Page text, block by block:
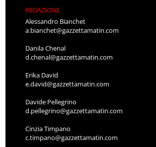
REDAZIONE
Alessandro Bianchet
a.bianchet@gazzettamatin.com
Danila Chenal
d.chenal@gazzettamatin.com
Erika David
e.david@gazzettamatin.com
Davide Pellegrino
d.pellegrino@gazzettamatin.com
Cinzia Timpano
c.timpano@gazzettamatin.com